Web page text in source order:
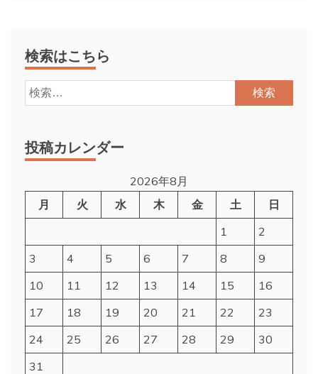
検索はこちら
検
索:
投稿カレンダー
2026年8月
月
火 水 木 金 土
日
1
2
3
4 5 6 7 8
9
10
11 12 13 14 15
16
17
18 19 20 21 22
23
24
25 26 27 28 29
30
31